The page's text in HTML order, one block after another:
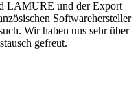
LAMURE und der Export
Softwarehersteller
Wir haben uns sehr über
gefreut.